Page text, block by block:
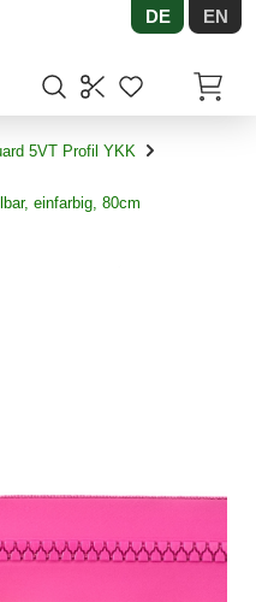
DE EN
5VT Profil YKK
einfarbig, 80cm